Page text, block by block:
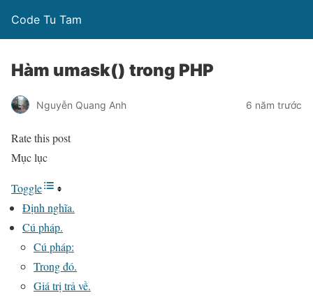
Code Tu Tam
Hàm umask() trong PHP
Nguyễn Quang Anh 6 năm trước
Rate this post
Mục lục
Toggle
Định nghĩa.
Cú pháp.
Cú pháp:
Trong đó.
Giá trị trả về.